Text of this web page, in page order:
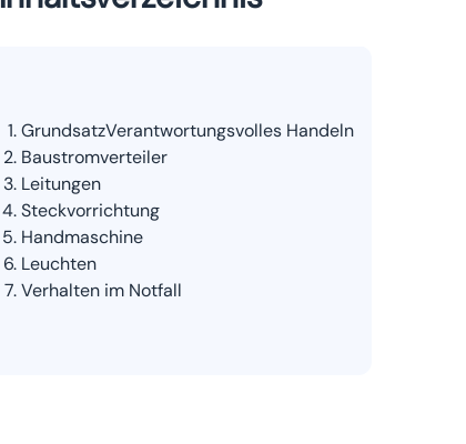
GrundsatzVerantwortungsvolles Handeln
Baustromverteiler
Leitungen
Steckvorrichtung
Handmaschine
Leuchten
Verhalten im Notfall